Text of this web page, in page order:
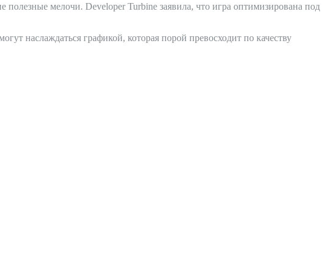
мелочи. Developer Turbine заявила, что игра оптимизирована под
наслаждаться графикой, которая порой превосходит по качеству